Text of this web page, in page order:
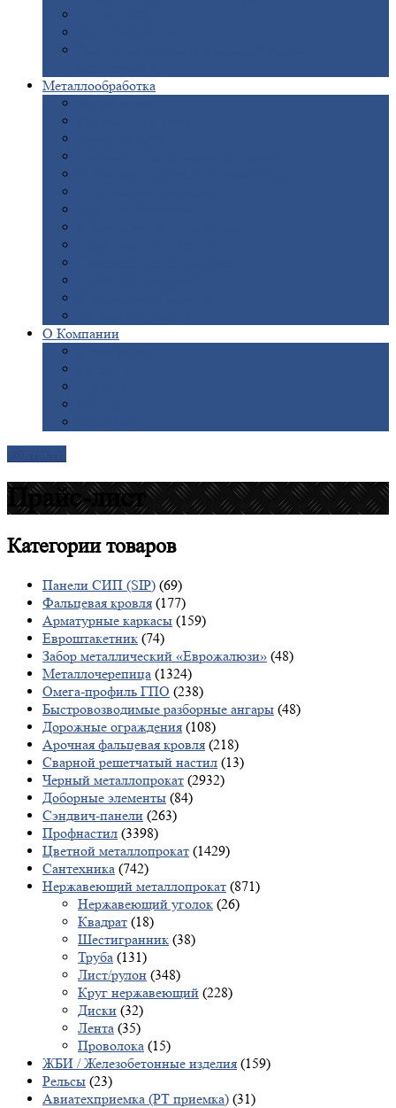
Металлообработка
О Компании
Прайс-лист
Категориитоваров
Панели СИП (SIP) (69)
Фальцевая кровля (177)
Арматурные каркасы (159)
Евроштакетник (74)
Забор металлический «Еврожалюзи» (48)
Металлочерепица (1324)
Омега-профиль ГПО (238)
Быстровозводимые разборные ангары (48)
Дорожные ограждения (108)
Арочная фальцевая кровля (218)
Сварной решетчатый настил (13)
Черный металлопрокат (2932)
Доборные элементы (84)
Сэндвич-панели (263)
Профнастил (3398)
Цветной металлопрокат (1429)
Сантехника (742)
Нержавеющий металлопрокат (871)
Нержавеющий уголок (26)
Квадрат (18)
Шестигранник (38)
Труба (131)
Лист/рулон (348)
Круг нержавеющий (228)
Диски (32)
Лента (35)
Проволока (15)
ЖБИ / Железобетонные изделия (159)
Рельсы (23)
Авиатехприемка (РТ приемка) (31)